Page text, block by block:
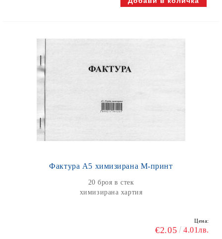
Фактура А5 химизирана М-принт
20 броя в стек
химизирана хартия
Цена:
€2.05 4.01лв.